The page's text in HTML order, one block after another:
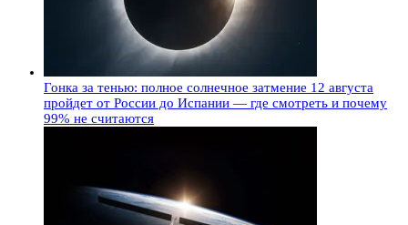
Гонка за тенью: полное солнечное затмение 12 августа
пройдет от России до Испании — где смотреть и почему
99% не считаются